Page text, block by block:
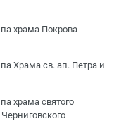
храма Покрова
Храма св. ап. Петра и
храма святого